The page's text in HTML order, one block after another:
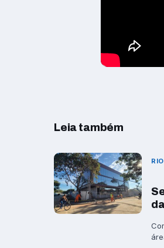
Leia também